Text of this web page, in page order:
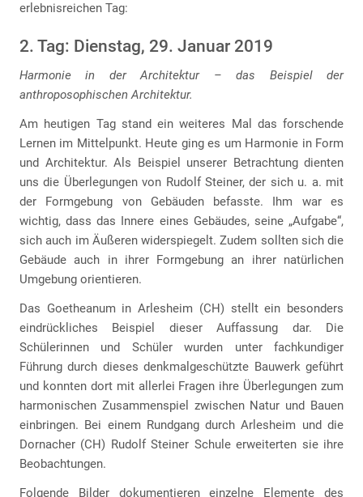
erlebnisreichen Tag:
2. Tag: Dienstag, 29. Januar 2019
Harmonie in der Architektur – das Beispiel der
anthroposophischen Architektur.
Am heutigen Tag stand ein weiteres Mal das forschende
Lernen im Mittelpunkt. Heute ging es um Harmonie in Form
und Architektur. Als Beispiel unserer Betrachtung dienten
uns die Überlegungen von Rudolf Steiner, der sich u. a. mit
der Formgebung von Gebäuden befasste. Ihm war es
wichtig, dass das Innere eines Gebäudes, seine „Aufgabe“,
sich auch im Äußeren widerspiegelt. Zudem sollten sich die
Gebäude auch in ihrer Formgebung an ihrer natürlichen
Umgebung orientieren.
Das Goetheanum in Arlesheim (CH) stellt ein besonders
eindrückliches Beispiel dieser Auffassung dar. Die
Schülerinnen und Schüler wurden unter fachkundiger
Führung durch dieses denkmalgeschützte Bauwerk geführt
und konnten dort mit allerlei Fragen ihre Überlegungen zum
harmonischen Zusammenspiel zwischen Natur und Bauen
einbringen. Bei einem Rundgang durch Arlesheim und die
Dornacher (CH) Rudolf Steiner Schule erweiterten sie ihre
Beobachtungen.
Folgende Bilder dokumentieren einzelne Elemente des